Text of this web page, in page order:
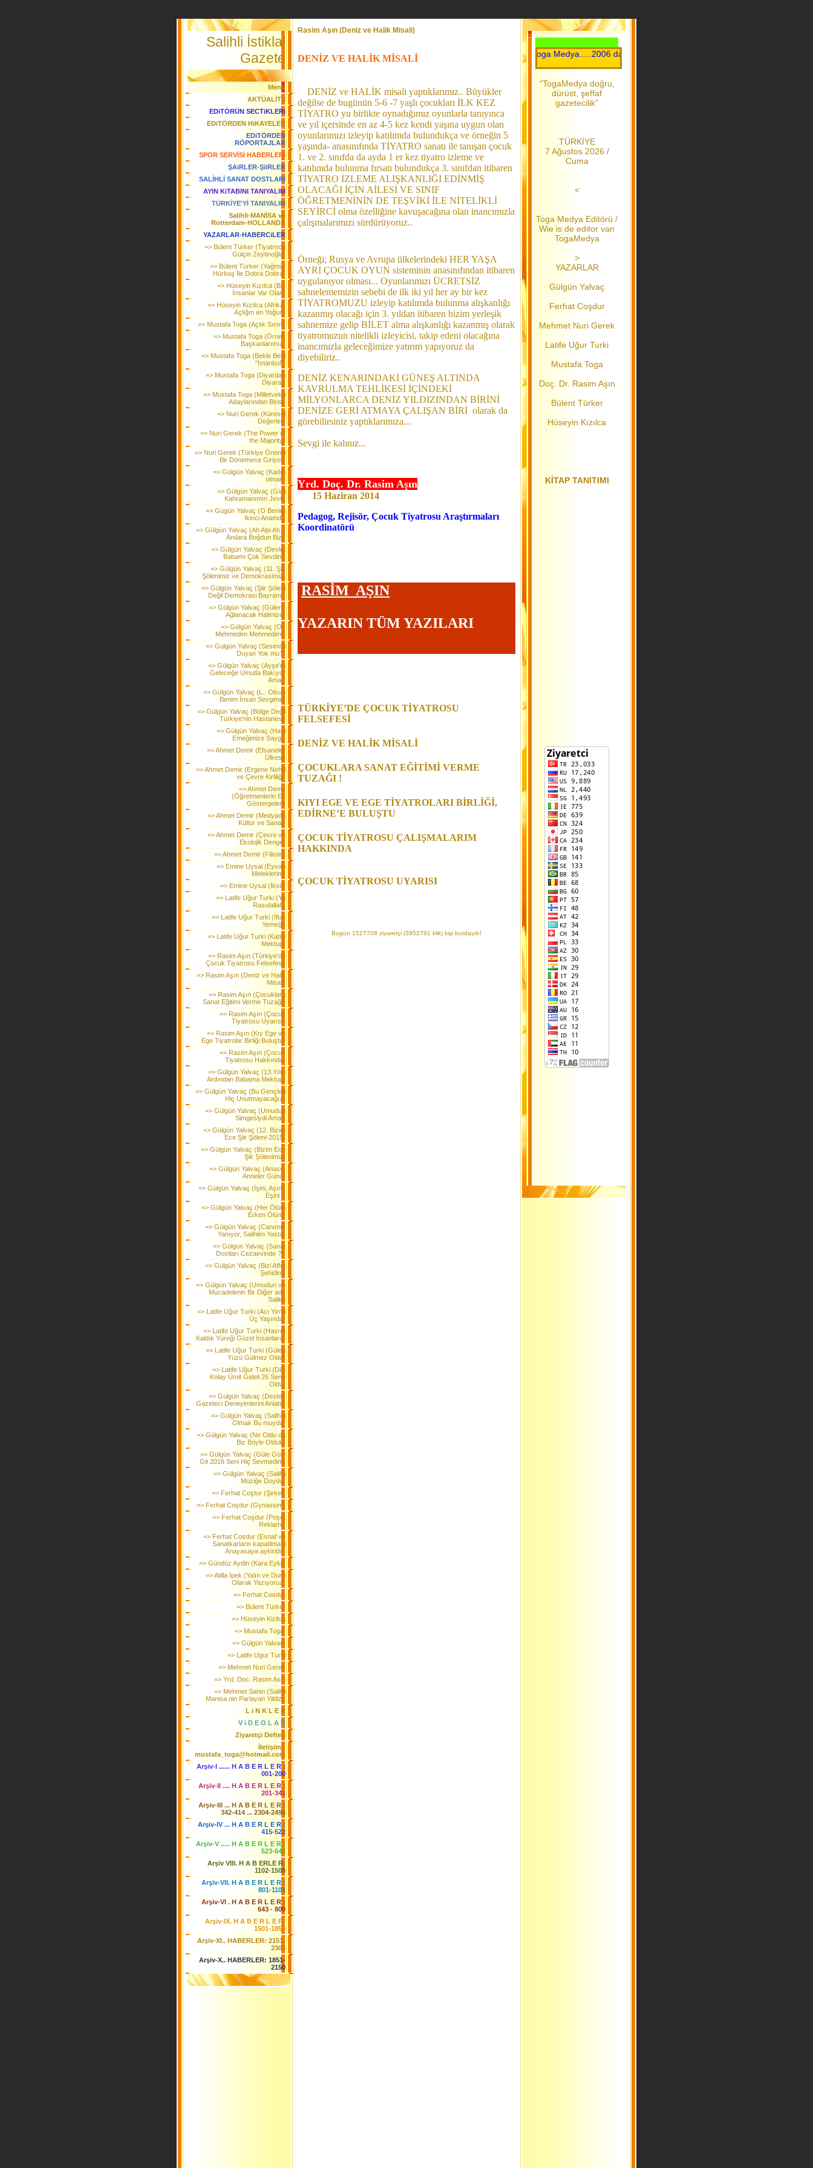
Salihli İstiklal
Gazete
Menü
AKTÜALİTE
EDiTÖRÜN SECTiKLERi
EDiTÖRDEN HiKAYELER
EDiTÖRDEN
RÖPORTAJLAR
SPOR SERVİSİ HABERLERi
ŞAiRLER-ŞiiRLER
SALİHLİ SANAT DOSTLARI
AYIN KiTABINI TANIYALIM
TÜRKİYE'Yİ TANIYALIM
Salihli-MANİSA ve
Rotterdam-HOLLANDA
YAZARLAR-HABERCiLER
=> Bülent Türker (Tiyatrocu
Gülçin Zeytinoğlu)
=> Bülent Türker (Yağmur
Hürbaş İle Dobra Dobra)
=> Hüseyin Kızılca (Biz
İnsanlar Var Olan)
=> Hüseyin Kızılca (Afrika,
Açlığın en Yoğun)
=> Mustafa Toga (Açlık Sınırı)
=> Mustafa Toga (Örnek
Başkanlarımız)
=> Mustafa Toga (Bekle Beni
"İstanbul")
=> Mustafa Toga (Diyardan
Diyara!)
=> Mustafa Toga (Milletvekili
Adaylarından Birisi)
=> Nuri Gerek (Küresel
Değerler)
=> Nuri Gerek (The Power of
the Majority)
=> Nuri Gerek (Türkiye Önemli
Bir Dönemece Giriyor)
=> Gülgün Yalvaç (Kadın
olmak)
=> Gülgün Yalvaç (Gizli
Kahramanımın Jesti)
=> Gügün Yalvaç (O Benim
İkinci Anamdı)
=> Gülgün Yalvaç (Ah Alpi Ah..!
Anılara Boğdun Bizi)
=> Gülgün Yalvaç (Devlet
Babamı Çok Sevdim)
=> Gülgün Yalvaç (11. Şiir
Şölenimiz ve Demokrasimiz)
=> Gülgün Yalvaç (Şiir Şöleni
Değil Demokrasi Bayramı)
=> Gülgün Yalvaç (Güleriz
Ağlanacak Halimize)
=> Gülgün Yalvaç (Oy
Mehmedim Mehmedim!)
=> Gülgün Yalvaç (Sesimizi
Duyan Yok mu?)
=> Gülgün Yalvaç (Ayşe'm
Geleceğe Umutla Bakıyor
Ama!)
=> Gülgün Yalvaç (L.. Olsun
Benim İnsan Sevgime)
=> Gülgün Yalvaç (Bölge Değil
Türkiye'nin Hastanesi)
=> Gülgün Yalvaç (Hani
Emeğimize Saygı)
=> Ahmet Demir (Efsaneler
Ülkesi)
=> Ahmet Demir (Ergene Nehri
ve Çevre Kirliliği)
=> Ahmet Demir
(Öğretmenlerin Ek
Göstergeleri)
=> Ahmet Demir (Medyada
Kültür ve Sanat)
=> Ahmet Demir (Çevre ve
Ekolojik Denge)
=> Ahmet Demir (Filistin)
=> Emine Uysal (Eyvah
Meleklerim)
=> Emine Uysal (İksir)
=> Latife Uğur Turki (Ya
Rasulallah)
=> Latife Uğur Turki (İftar
Yemeği)
=> Latife Uğur Turki (Katile
Mektup)
=> Rasim Aşın (Türkiye'de
Çocuk Tiyatrosu Felsefesi)
=> Rasim Aşın (Deniz ve Halik
Misali)
=> Rasim Aşın (Çocuklara
Sanat Eğitimi Verme Tuzağı)
=> Rasim Aşın (Çocuk
Tiyatrosu Uyarısı)
=> Rasim Aşın (Kıy Ege ve
Ege Tiyatrolar Birliği Buluştu)
=> Rasim Aşın (Çocuk
Tiyatrosu Hakkında)
=> Gülgün Yalvaç (13.Yılın
Ardından Babama Mektup)
=> Gülgün Yalvaç (Bu Gençleri
Hiç Unutmayacağız)
=> Gülgün Yalvaç (Umudun
Simgesiydi Ama!)
=> Gülgün Yalvaç (12. Bizim
Ece Şiir Şöleni-2015)
=> Gülgün Yalvaç (Bizim Ece
Şiir Şölenimiz)
=> Gülgün Yalvaç (Anasız
Anneler Günü)
=> Gülgün Yalvaç (İşini, Aşını,
Eşini !)
=> Gülgün Yalvaç (Her Ölüm
Erken Ölüm)
=> Gülgün Yalvaç (Canımız
Yanıyor, Salihlim Yasta)
=> Gülgün Yalvaç (Sanat
Dostları Cezaevinde ?!)
=> Gülgün Yalvaç (Bizi Affet
Şehidim)
=> Gülgün Yalvaç (Umudun ve
Mücadelenin Bir Diğer adı:
Salika
=> Latife Uğur Turki (Acı Yirmi
Üç Yaşında)
=> Latife Uğur Turki (Hasret
Kaldık Yüreği Güzel İnsanlara)
=> Latife Uğur Turki (Gülen
Yüzü Gülmez Oldu)
=> Latife Uğur Turki (Dile
Kolay Ümit Gideli 26 Sene
Oldu)
=> Gülgün Yalvaç (Destek
Gazeteci Deneyimlerini Anlattı)
=> Gülgün Yalvaç (Salihlili
Olmak Bu muydu)
=> Gülgün Yalvaç (Ne Oldu da
Biz Böyle Olduk)
=> Gülgün Yalvaç (Güle Güle
Git 2016 Seni Hiç Sevmedim)
=> Gülgün Yalvaç (Salihli
Müziğe Doydu)
=> Ferhat Coştur (Şirket)
=> Ferhat Coşdur (Gynasium)
=> Ferhat Coşdur (Poşet
Reklamı)
=> Ferhat Cosdur (Esnaf ve
Sanatkarlarin kapatilmasi
Anayasaya aykiridir)
=> Gündüz Aydin (Kara Eylül)
=> Atilla İpek (Yalın ve Duru
Olarak Yazıyoruz)
=> Ferhat Cosdur
=> Bülent Türker
=> Hüseyin Kizilca
=> Mustafa Toga.
=> Gülgün Yalvac.
=> Latife Ugur Turki
=> Mehmet Nuri Gerek
=> Yrd. Doc. Rasim Asin
=> Mehmet Sahin (Salihli
Manisa nin Parlayan Yildizi)
L i N K L E R
V i D E O L A R
Ziyaretçi Defteri
İletişim :
mustafa_toga@hotmail.com
Arşiv-I ...... H A B E R L E R :
001-200
Arşiv-II .... H A B E R L E R :
201-341
Arşiv-III ... H A B E R L E R :
342-414 ... 2304-2494
Arşiv-IV ... H A B E R L E R :
415-522
Arşiv-V ..... H A B E R L E R :
523-642
Arşiv VIII. H A B ERLE R:
1102-1500
Arşiv-VII. H A B E R L E R :
801-1101
Arşiv-VI . H A B E R L E R :
643 - 800
Arşiv-IX. H A B E R L E R:
1501-1850
Arşiv-XI.. HABERLER: 2151-
2303
Arşiv-X.. HABERLER: 1851-
2150
Rasim Aşın (Deniz ve Halik Misali)
DENİZ VE HALİK MİSALİ
DENİZ ve HALİK misali yaptıklarımız.. Büyükler
değilse de bugünün 5-6 -7 yaşlı çocukları İLK KEZ
TİYATRO yu birlikte oynadığımız oyunlarla tanıyınca
ve yıl içersinde en az 4-5 kez kendi yaşına uygun olan
oyunlarımızı izleyip katılımda bulundukça ve örneğin 5
yaşında- anasınıfında TİYATRO sanatı ile tanışan çocuk
1. ve 2. sınıfda da ayda 1 er kez tiyatro izleme ve
katılımda bulunma fırsatı bulundukça 3. sınıfdan itibaren
TİYATRO İZLEME ALIŞKANLIĞI EDİNMİŞ
OLACAĞI İÇİN AİLESİ VE SINIF
ÖĞRETMENİNİN DE TEŞVİKİ İLE NİTELİKLİ
SEYİRCİ olma özelliğine kavuşacağına olan inancımızla
çalışmalarımızı sürdürüyoruz..
Örneği; Rusya ve Avrupa ülkelerindeki HER YAŞA
AYRI ÇOCUK OYUN sisteminin anasınıfından itibaren
uygulanıyor olması... Oyunlarımızı ÜCRETSİZ
sahnelememizin sebebi de ilk iki yıl her ay bir kez
TİYATROMUZU izleyip katılımda bulunma alışkanlığı
kazanmış olacağı için 3. yıldan itibaren bizim yerleşik
sahnemize gelip BİLET alma alışkanlığı kazanmış olarak
tiyatromuzun nitelikli izleyicisi, takip edeni olacağına
inancımızla geleceğimize yatırım yapıyoruz da
diyebiliriz..
DENİZ KENARINDAKİ GÜNEŞ ALTINDA
KAVRULMA TEHLİKESİ İÇİNDEKİ
MİLYONLARCA DENİZ YILDIZINDAN BİRİNİ
DENİZE GERİ ATMAYA ÇALIŞAN BİRİ olarak da
görebilirsiniz yaptıklarımıza...
Sevgi ile kalınız...
Yrd. Doç. Dr. Rasim Aşın
15 Haziran 2014
Pedagog, Rejisör, Çocuk Tiyatrosu Araştırmaları
Koordinatörü
RASİM AŞIN
YAZARIN TÜM YAZILARI
TÜRKİYE’DE ÇOCUK TİYATROSU
FELSEFESİ
DENİZ VE HALİK MİSALİ
ÇOCUKLARA SANAT EĞİTİMİ VERME
TUZAĞI !
KIYI EGE VE EGE TİYATROLARI BİRLİĞİ,
EDİRNE’E BULUŞTU
ÇOCUK TİYATROSU ÇALIŞMALARIM
HAKKINDA
ÇOCUK TİYATROSU UYARISI
Bugün 1527708 ziyaretçi (3952791 klik) kişi burdaydı!
Her Gün Yeni Bir Başlangıçtır.....Toga Medya.....2006 dan bu yana
“TogaMedya doğru,
dürüst, şeffaf
gazetecilik”
TÜRKİYE
7 Ağustos 2026 /
Cuma
<
Toga Medya Editörü /
Wie is de editor van
TogaMedya
>
YAZARLAR
Gülgün Yalvaç
Ferhat Coşdur
Mehmet Nuri Gerek
Latife Uğur Turki
Mustafa Toga
Doç. Dr. Rasim Aşın
Bülent Türker
Hüseyin Kızılca
KİTAP TANITIMI